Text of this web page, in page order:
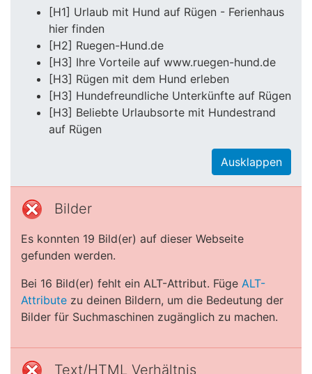
[H1] Urlaub mit Hund auf Rügen - Ferienhaus
hier finden
[H2] Ruegen-Hund.de
[H3] Ihre Vorteile auf www.ruegen-hund.de
[H3] Rügen mit dem Hund erleben
[H3] Hundefreundliche Unterkünfte auf Rügen
[H3] Beliebte Urlaubsorte mit Hundestrand
auf Rügen
Ausklappen
Bilder
Es konnten 19 Bild(er) auf dieser Webseite
gefunden werden.
Bei 16 Bild(er) fehlt ein ALT-Attribut. Füge ALT-
Attribute zu deinen Bildern, um die Bedeutung der
Bilder für Suchmaschinen zugänglich zu machen.
Text/HTML Verhältnis